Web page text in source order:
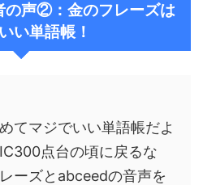
の声②：金のフレーズは
い単語帳！
てマジでいい単語帳だよ
点台の頃に戻るな
ーズとabceedの音声を